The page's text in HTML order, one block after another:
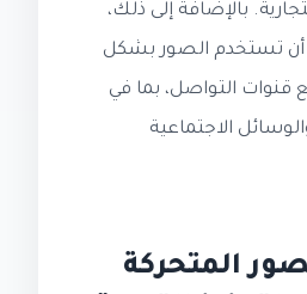
بالإضافة إلى ذلك،
تستخدم الصور بشكل
قنوات التواصل، بما في
الاجتماعية
المتحركة